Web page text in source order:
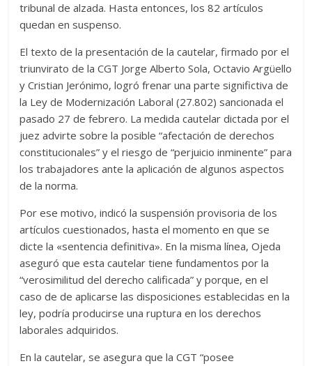
tribunal de alzada. Hasta entonces, los 82 artículos
quedan en suspenso.
El texto de la presentación de la cautelar, firmado por el
triunvirato de la CGT Jorge Alberto Sola, Octavio Argüello
y Cristian Jerónimo, logró frenar una parte significtiva de
la Ley de Modernización Laboral (27.802) sancionada el
pasado 27 de febrero. La medida cautelar dictada por el
juez advirte sobre la posible “afectación de derechos
constitucionales” y el riesgo de “perjuicio inminente” para
los trabajadores ante la aplicación de algunos aspectos
de la norma.
Por ese motivo, indicó la suspensión provisoria de los
artículos cuestionados, hasta el momento en que se
dicte la «sentencia definitiva». En la misma línea, Ojeda
aseguró que esta cautelar tiene fundamentos por la
“verosimilitud del derecho calificada” y porque, en el
caso de de aplicarse las disposiciones establecidas en la
ley, podría producirse una ruptura en los derechos
laborales adquiridos.
En la cautelar, se asegura que la CGT “posee